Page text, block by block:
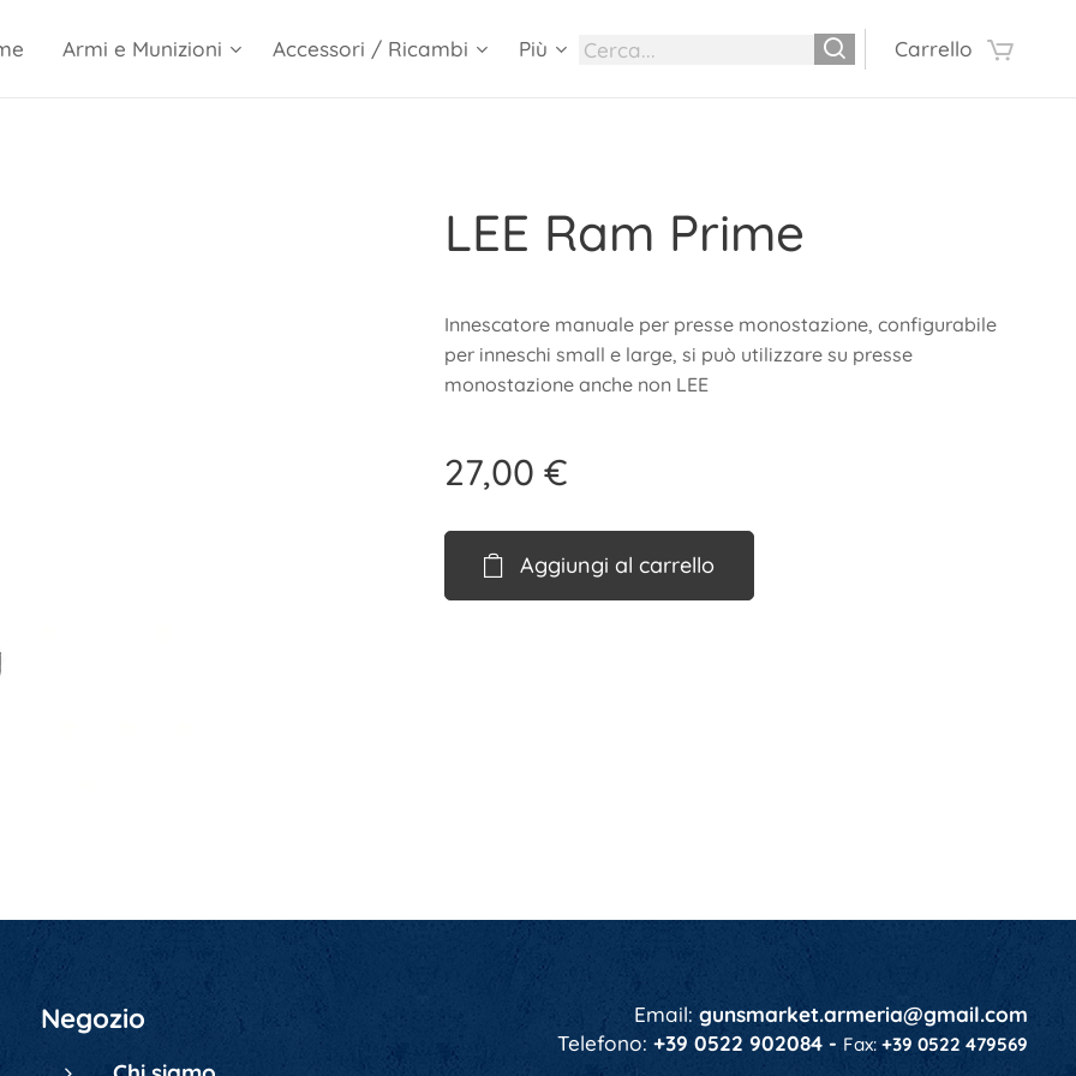
Armi e Munizioni Accessori / Ricambi Più Carrello
LEE Ram Prime
Innescatore manuale per presse monostazione, configurabile
per inneschi small e large, si può utilizzare su presse
monostazione anche non LEE
27,00 €
Aggiungi al carrello
Negozio Email: gunsmarket.armeria@gmail.com
Telefono: +39 0522 902084 - Fax: +39 0522 479569